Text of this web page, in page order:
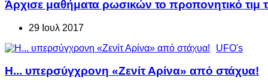
Άρχισε μαθήματα ρωσικών το προπονητικό τιμ
29 Ιουλ 2017
UFO's
Η... υπερσύγχρονη «Ζενίτ Αρίνα» από στάχυα!